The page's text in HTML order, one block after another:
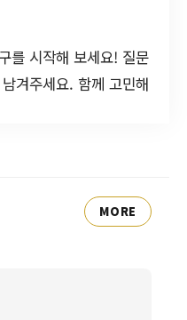
를 시작해 보세요! 질문
겨주세요. 함께 고민해
MORE